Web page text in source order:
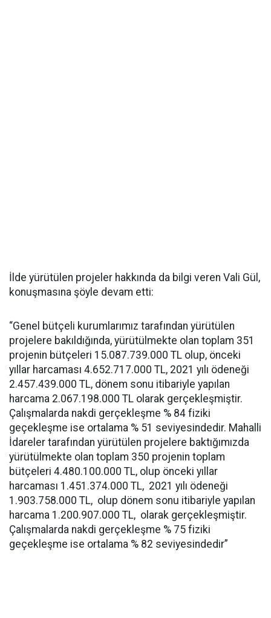
İlde yürütülen projeler hakkında da bilgi veren Vali Gül,
konuşmasına şöyle devam etti:
“Genel bütçeli kurumlarımız tarafından yürütülen
projelere bakıldığında, yürütülmekte olan toplam 351
projenin bütçeleri 15.087.739.000 TL olup, önceki
yıllar harcaması 4.652.717.000 TL, 2021 yılı ödeneği
2.457.439.000 TL, dönem sonu itibariyle yapılan
harcama 2.067.198.000 TL olarak gerçekleşmiştir.
Çalışmalarda nakdi gerçekleşme % 84 fiziki
geçekleşme ise ortalama % 51 seviyesindedir. Mahalli
İdareler tarafından yürütülen projelere baktığımızda
yürütülmekte olan toplam 350 projenin toplam
bütçeleri 4.480.100.000 TL, olup önceki yıllar
harcaması 1.451.374.000 TL, 2021 yılı ödeneği
1.903.758.000 TL, olup dönem sonu itibariyle yapılan
harcama 1.200.907.000 TL, olarak gerçekleşmiştir.
Çalışmalarda nakdi gerçekleşme % 75 fiziki
geçekleşme ise ortalama % 82 seviyesindedir”